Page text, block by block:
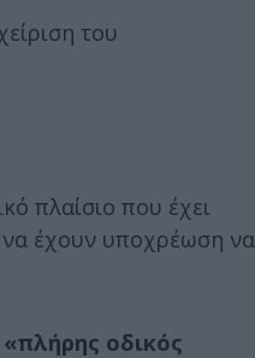
του
πλαίσιο που έχει
να έχουν υποχρέωση να
οδικός